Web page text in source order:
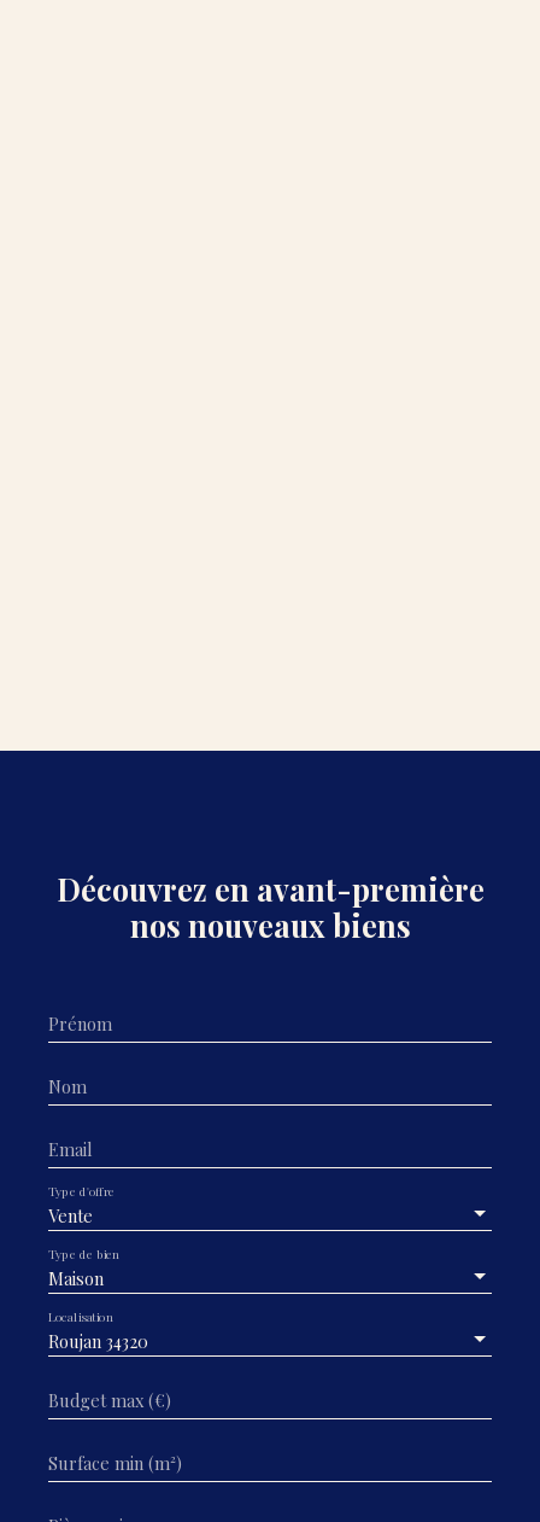
Découvrez en avant-première
nos nouveaux biens
Prénom
Nom
Email
Vente
Type d'offre
Maison
Type de bien
Roujan 34320
Localisation
Budget max (€)
Surface min (m²)